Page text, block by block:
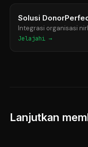
Solusi
Integrasi organisasi
Jelajahi →
Lanjutkan